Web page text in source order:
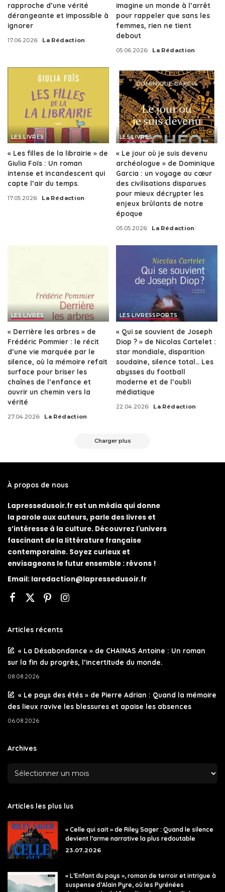
rapproche d’une vérité
dérangeante et impossible à
ignorer
17.06.2026
Posted
La Rédaction
imagine un monde à l’arrêt
pour rappeler que sans les
femmes, rien ne tient
debout
05.06.2026
Posted
La Rédaction
LES LIVRES
« Les filles de la librairie » de
Giulia Foïs : Un roman
intense et incandescent qui
capte l’air du temps.
17.05.2026
Posted
La Rédaction
LES LIVRES
« Le jour où je suis devenu
archéologue » de Dominique
Garcia : un voyage au cœur
des civilisations disparues
pour mieux décrypter les
enjeux brûlants de notre
époque
05.05.2026
Posted
La Rédaction
LES LIVRES
« Derrière les arbres » de
Frédéric Pommier : le récit
d’une vie marquée par le
silence, où la mémoire refait
surface pour briser les
chaînes de l’enfance et
ouvrir un chemin vers la
vérité
27.04.2026
Posted
La Rédaction
LES LIVRESSPORTS
« Qui se souvient de Joseph
Diop ? » de Nicolas Cartelet :
star mondiale, disparition
soudaine, silence total… Les
abysses du football
moderne et de l’oubli
médiatique
22.04.2026
Posted
La Rédaction
Charger plus
À propos de nous
Lapressedusoir.fr est un média qui donne
la parole aux auteurs, parle des livres et
s’intéresse à la culture. Découvrez l'univers
fascinant de la littérature française
contemporaine. Soyez curieux et
envisageons le futur ensemble : rêvons !
Email: laredaction@lapressedusoir.fr
Articles récents
« La Désabondance » de CHAINAS Antoine : Un roman
sur la fin du progrès, l’incertitude du monde.
08.08.2026
« Le pays des étés » de Pierre Adrian : Quand la mémoire
des lieux ravive les blessures et apaise les absences
06.08.2026
Archives
Articles les plus lus
« Celle qui sait » de Riley Sager : Quand le silence
devient l’arme narrative la plus redoutable
23.07.2026
« L’Enfant du pays », roman de terroir et intrigue à
suspense d’Alain Pyre, où les Pyrénées